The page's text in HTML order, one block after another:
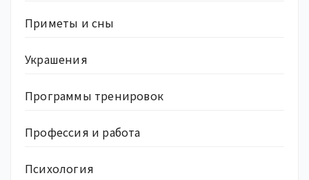
Приметы и сны
Украшения
Программы тренировок
Профессия и работа
Психология